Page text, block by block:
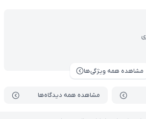
مشاهده همه ویژگی‌ها
مشاهده همه دیدگاه‌ها